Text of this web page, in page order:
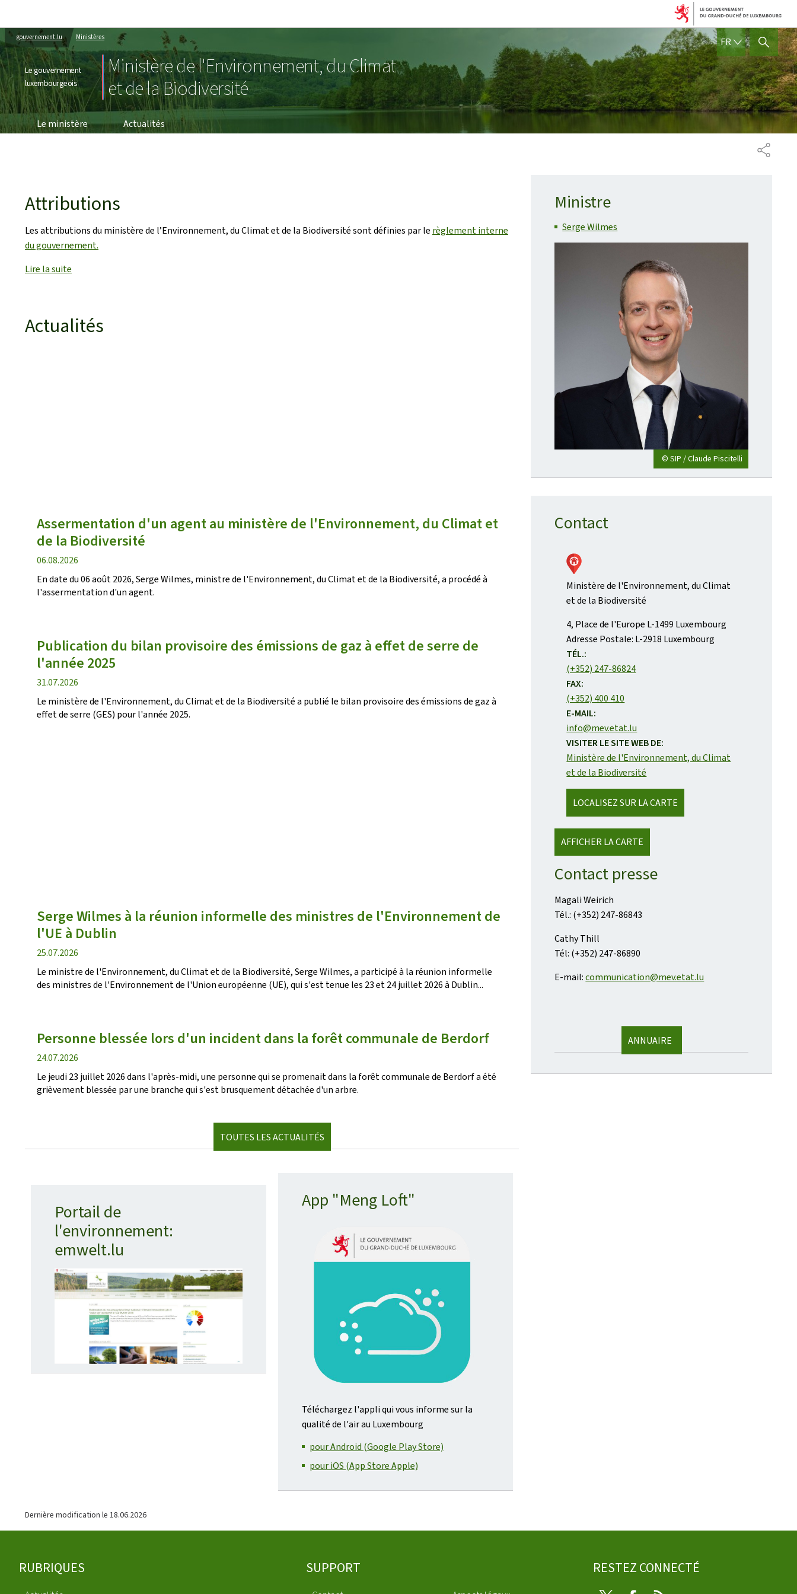
gouvernement.lu Ministères
Le gouvernement
luxembourgeois
Ministère de l'Environnement, du Climat
et de la Biodiversité
FR FRANÇAIS
AFFICHER / MASQUER
Le ministère
Actualités
Attributions
Les attributions du ministère de l’Environnement, du Climat et de la Biodiversité sont définies par le règlement interne
du gouvernement.
Lire la suite
Actualités
Assermentation d'un agent au ministère de l'Environnement, du Climat et
de la Biodiversité
date
de
publication
06.08.2026
En date du 06 août 2026, Serge Wilmes, ministre de l'Environnement, du Climat et de la Biodiversité, a procédé à
l'assermentation d'un agent.
Publication du bilan provisoire des émissions de gaz à effet de serre de
l'année 2025
date
de
publication
31.07.2026
Le ministère de l'Environnement, du Climat et de la Biodiversité a publié le bilan provisoire des émissions de gaz à
effet de serre (GES) pour l'année 2025.
Serge Wilmes à la réunion informelle des ministres de l'Environnement de
l'UE à Dublin
date
de
publication
25.07.2026
Le ministre de l'Environnement, du Climat et de la Biodiversité, Serge Wilmes, a participé à la réunion informelle
des ministres de l'Environnement de l'Union européenne (UE), qui s'est tenue les 23 et 24 juillet 2026 à Dublin...
Personne blessée lors d'un incident dans la forêt communale de Berdorf
date
de
publication
24.07.2026
Le jeudi 23 juillet 2026 dans l'après-midi, une personne qui se promenait dans la forêt communale de Berdorf a été
grièvement blessée par une branche qui s'est brusquement détachée d'un arbre.
TOUTES LES ACTUALITÉS
Portail de
l'environnement:
emwelt.lu
App "Meng Loft"
Téléchargez l'appli qui vous informe sur la
qualité de l'air au Luxembourg
pour Android (Google Play Store)
pour iOS (App Store Apple)
Ministre
Serge Wilmes
© SIP / Claude Piscitelli
Contact
Ministère de l'Environnement, du Climat
et de la Biodiversité
ADRESSE
:
4, Place de l'Europe L-1499 Luxembourg
Adresse Postale: L-2918 Luxembourg
TÉL.:
(+352) 247-86824
FAX:
(+352) 400 410
E-MAIL:
info@mev.etat.lu
VISITER LE SITE WEB DE:
Ministère de l'Environnement, du Climat
et de la Biodiversité
LOCALISEZ SUR LA CARTE
AFFICHER LA CARTE
Contact presse
Magali Weirich
Tél.: (+352) 247-86843
Cathy Thill
Tél: (+352) 247-86890
E-mail:communication@mev.etat.lu
ANNUAIRE
Dernière modification le 18.06.2026
Pied
RUBRIQUES SUPPORT RESTEZ CONNECTÉ